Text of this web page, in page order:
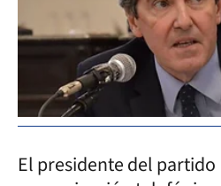
El presidente del